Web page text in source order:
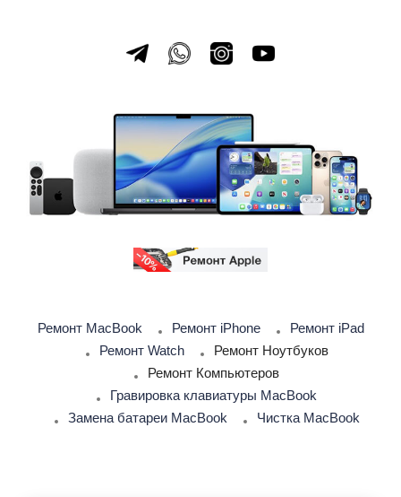
Ремонт MacBook Ремонт iPhone
Ремонт iPad
Ремонт Watch
Ремонт Ноутбуков
Ремонт Компьютеров
Гравировка клавиатуры MacBook
Замена батареи MacBook
Чистка MacBook